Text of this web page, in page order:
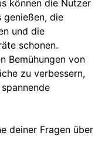
können die Nutzer
genießen, die
und die
schonen.
Bemühungen von
zu verbessern,
deiner Fragen über